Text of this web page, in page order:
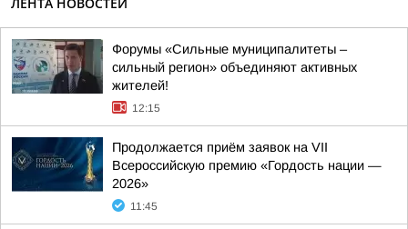
Форумы «Сильные муниципалитеты –
сильный регион» объединяют активных
жителей!
12:15
Продолжается приём заявок на VII
Всероссийскую премию «Гордость нации —
2026»
11:45